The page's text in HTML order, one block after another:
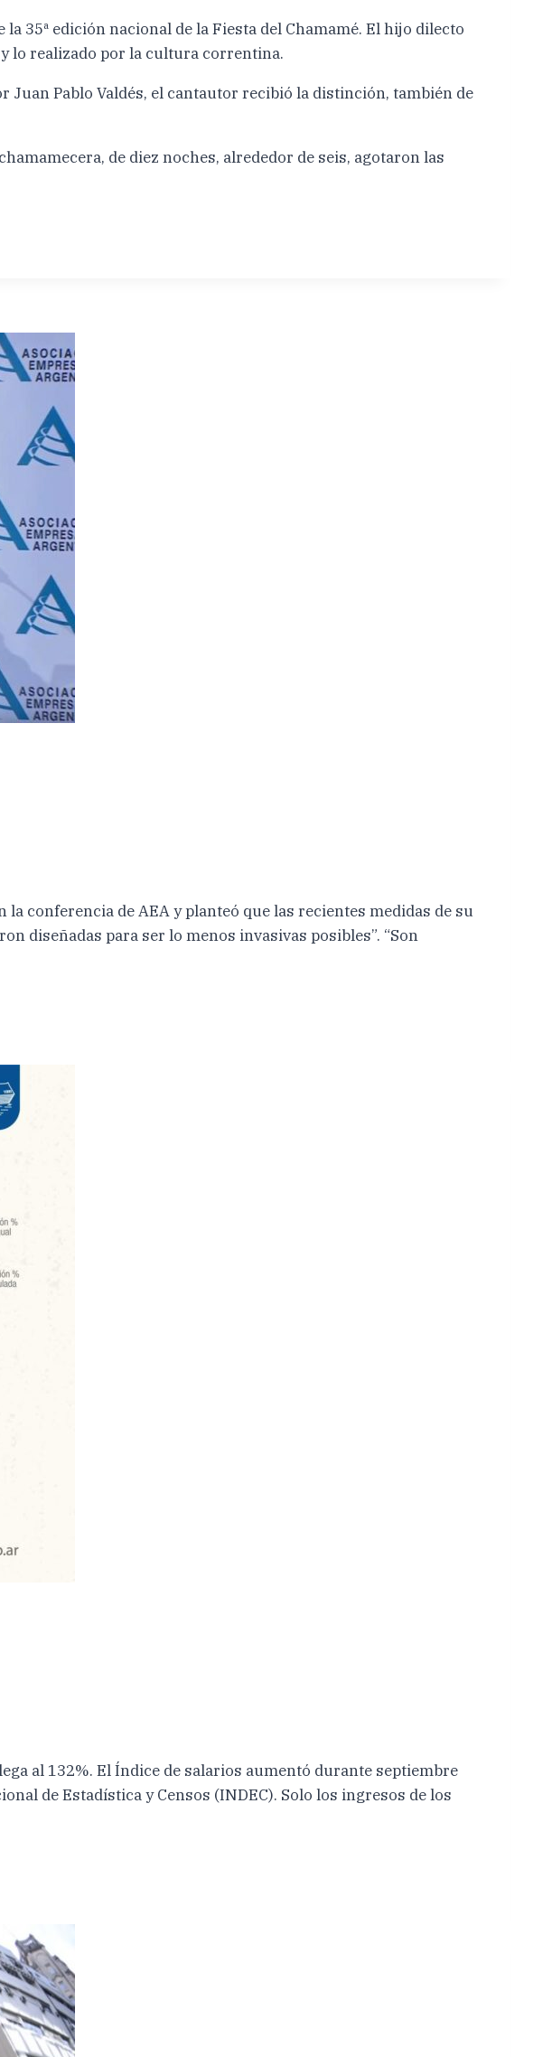
35ª edición nacional de la Fiesta del Chamamé. El hijo dilecto
lo realizado por la cultura correntina.
Pablo Valdés, el cantautor recibió la distinción, también de
de diez noches, alrededor de seis, agotaron las
conferencia de AEA y planteó que las recientes medidas de su
diseñadas para ser lo menos invasivas posibles”. “Son
al 132%. El Índice de salarios aumentó durante septiembre
de Estadística y Censos (INDEC). Solo los ingresos de los